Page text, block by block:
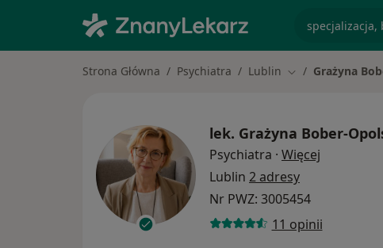
Strona Główna Psychiatra Lublin Zmień miasto
Grażyna
lek. Grażyna Bober-
Psychiatra · Więcej
Lublin 2 adresy
Nr PWZ: 3005454
11 opinii